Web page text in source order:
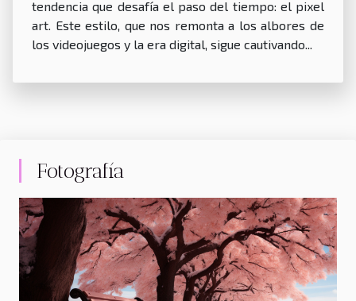
tendencia que desafía el paso del tiempo: el pixel
art. Este estilo, que nos remonta a los albores de
los videojuegos y la era digital, sigue cautivando...
Fotografía